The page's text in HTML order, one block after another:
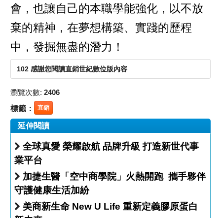
會，也讓自己的本職學能強化，以不放
棄的精神，在夢想構築、實踐的歷程
中，發掘無盡的潛力！
102 感謝您閱讀直銷世紀數位版內容
瀏覽次數: 2406
標籤： 直銷
延伸閱讀
全球真愛 榮耀啟航 品牌升級 打造新世代事
業平台
加捷生醫「空中商學院」火熱開跑 攜手夥伴
守護健康生活加紛
美商新生命 New U Life 重新定義膠原蛋白